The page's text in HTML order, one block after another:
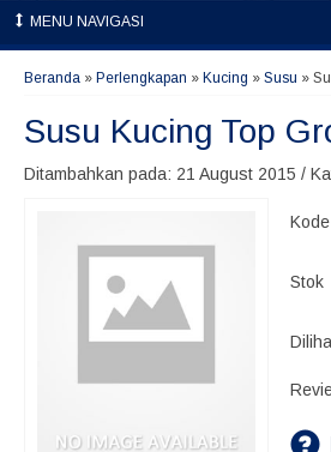
MENU NAVIGASI
Beranda » Perlengkapan » Kucing » Susu »
Susu Kucing Top
Ditambahkan pada: 21 August 2015 /
Kode
Stok